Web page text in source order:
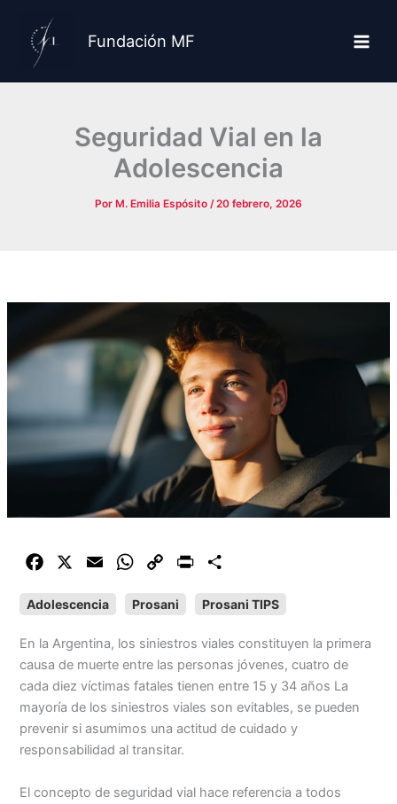
contenido
Fundación MF
Seguridad Vial en la
Adolescencia
Por M. Emilia Espósito /20 febrero, 2026
c
o
k
a
W
a
A
p
p
C
p
n
k
m
t
i
Adolescencia Prosani Prosani TIPS
En la Argentina, los siniestros viales constituyen la primera
causa de muerte entre las personas jóvenes, cuatro de
cada diez víctimas fatales tienen entre 15 y 34 años La
mayoría de los siniestros viales son evitables, se pueden
prevenir si asumimos una actitud de cuidado y
responsabilidad al transitar.
El concepto de seguridad vial hace referencia a todos